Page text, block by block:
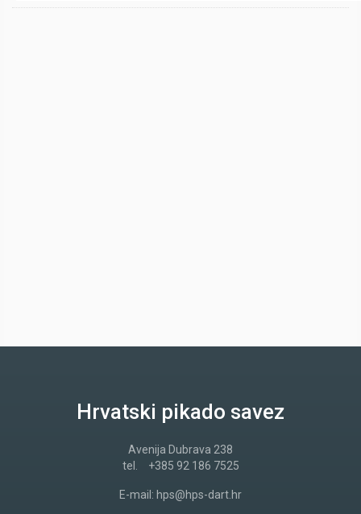
Hrvatski pikado savez
Avenija Dubrava 238
tel.
+385 92 186 7525
E-mail: hps@hps-dart.hr